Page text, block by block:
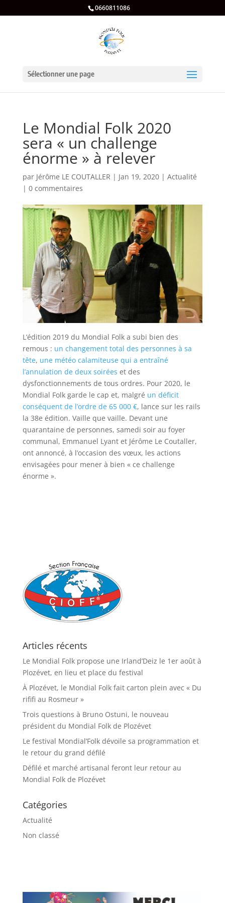
0660811086
Sélectionner une page
Le Mondial Folk 2020
sera « un challenge
énorme » à relever
par Jérôme LE COUTALLER | Jan 19, 2020| Actualité
| 0 commentaires
L’édition 2019 du Mondial Folk a subi bien des
remous : un changement total des personnes à sa
tête, une météo calamiteuse qui a entraîné
l’annulation de deux soirées et des
dysfonctionnements de tous ordres. Pour 2020, le
Mondial Folk garde le cap et, malgré un déficit
conséquent de l’ordre de 65 000 €, lance sur les rails
la 38e édition. Vaille que vaille. Devant une
quarantaine de personnes, samedi soir au foyer
communal, Emmanuel Lyant et Jérôme Le Coutaller,
ont annoncé, à l’occasion des vœux, les actions
envisagées pour mener à bien « ce challenge
énorme ».
Articles récents
Le Mondial Folk propose une Irland’Deiz le 1er août à
Plozévet, en lieu et place du festival
À Plozévet, le Mondial Folk fait carton plein avec « Du
rififi au Rosmeur »
Trois questions à Bruno Ostuni, le nouveau
président du Mondial Folk de Plozévet
Le festival Mondial’Folk dévoile sa programmation et
le retour du grand défilé
Défilé et marché artisanal feront leur retour au
Mondial Folk de Plozévet
Catégories
Actualité
Non classé